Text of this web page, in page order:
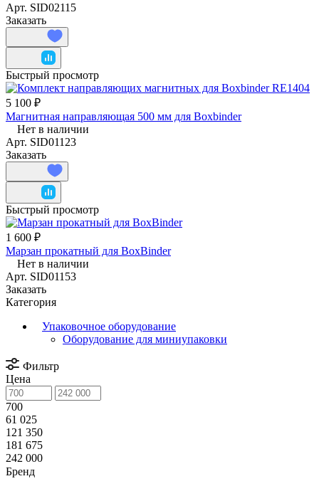
Арт. SID02115
Заказать
Быстрый просмотр
5 100 ₽
Магнитная направляющая 500 мм для Boxbinder
Нет в наличии
Арт. SID01123
Заказать
Быстрый просмотр
1 600 ₽
Марзан прокатный для BoxBinder
Нет в наличии
Арт. SID01153
Заказать
Категория
Упаковочное оборудование
Оборудование для миниупаковки
Фильтр
Цена
700
61 025
121 350
181 675
242 000
Бренд